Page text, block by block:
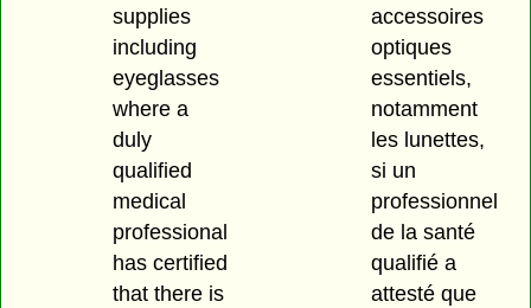
supplies
including
eyeglasses
where a
duly
qualified
medical
professional
has certified
that there is
accessoires
optiques
essentiels,
notamment
les lunettes,
si un
professionnel
de la santé
qualifié a
attesté que